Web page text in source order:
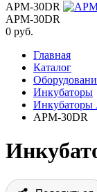
APM-30DR
APM-30DR
0 руб.
Главная
Каталог
Инкубаторы
Инкубаторы
APM-30DR